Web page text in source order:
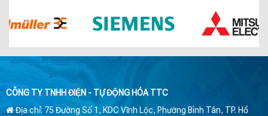
CÔNG TY TNHH ĐIỆN - TỰ ĐỘNG HÓA TTC
Địa chỉ: 75 Đường Số 1, KDC Vĩnh Lộc, Phường Bình Tân, TP. Hồ